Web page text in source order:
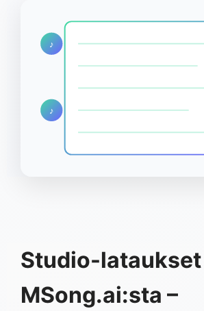
♪
♪
Studio-lataukset
MSong.ai:sta –